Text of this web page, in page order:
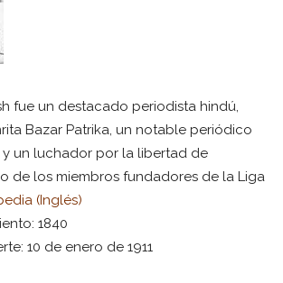
fue un destacado periodista hindú,
Bazar Patrika, un notable periódico
y un luchador por la libertad de
de los miembros fundadores de la Liga
(Inglés)
1840
10 de enero de 1911